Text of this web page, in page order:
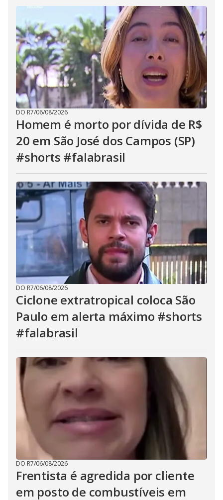
DO R7/06/08/2026
Homem é morto por dívida de R$
20 em São José dos Campos (SP)
#shorts #falabrasil
DO R7/06/08/2026
Ciclone extratropical coloca São
Paulo em alerta máximo #shorts
#falabrasil
DO R7/06/08/2026
Frentista é agredida por cliente
em posto de combustíveis em